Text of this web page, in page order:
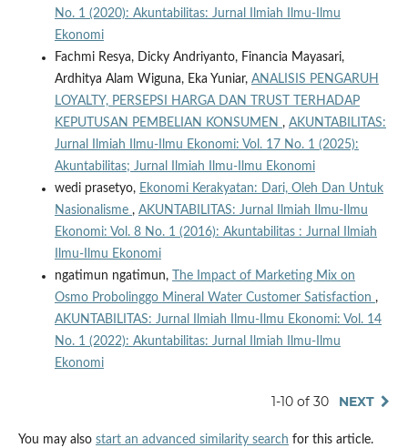
No. 1 (2020): Akuntabilitas: Jurnal Ilmiah Ilmu-Ilmu
Ekonomi
Fachmi Resya, Dicky Andriyanto, Financia Mayasari,
Ardhitya Alam Wiguna, Eka Yuniar, ANALISIS PENGARUH
LOYALTY, PERSEPSI HARGA DAN TRUST TERHADAP
KEPUTUSAN PEMBELIAN KONSUMEN , AKUNTABILITAS:
Jurnal Ilmiah Ilmu-Ilmu Ekonomi: Vol. 17 No. 1 (2025):
Akuntabilitas; Jurnal Ilmiah Ilmu-Ilmu Ekonomi
wedi prasetyo, Ekonomi Kerakyatan: Dari, Oleh Dan Untuk
Nasionalisme , AKUNTABILITAS: Jurnal Ilmiah Ilmu-Ilmu
Ekonomi: Vol. 8 No. 1 (2016): Akuntabilitas : Jurnal Ilmiah
Ilmu-Ilmu Ekonomi
ngatimun ngatimun,
The Impact of Marketing Mix on
Osmo Probolinggo Mineral Water Customer Satisfaction ,
AKUNTABILITAS: Jurnal Ilmiah Ilmu-Ilmu Ekonomi: Vol. 14
No. 1 (2022): Akuntabilitas: Jurnal Ilmiah Ilmu-Ilmu
Ekonomi
1-10 of 30 NEXT
You may also start an advanced similarity search for this article.